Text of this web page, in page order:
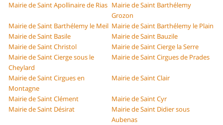
Mairie de Saint Apollinaire de Rias Mairie de Saint Barthélemy
Grozon
Mairie de Saint Barthélemy le Meil Mairie de Saint Barthélemy le Plain
Mairie de Saint Basile
Mairie de Saint Bauzile
Mairie de Saint Christol
Mairie de Saint Cierge la Serre
Mairie de Saint Cierge sous le
Cheylard
Mairie de Saint Cirgues de Prades
Mairie de Saint Cirgues en
Montagne
Mairie de Saint Clair
Mairie de Saint Clément
Mairie de Saint Cyr
Mairie de Saint Désirat
Mairie de Saint Didier sous
Aubenas